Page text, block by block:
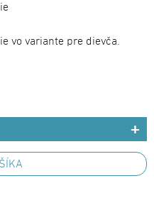
vo variante pre dievča.